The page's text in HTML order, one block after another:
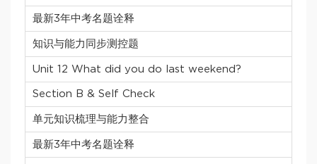
最新3年中考名题诠释
知识与能力同步测控题
Unit 12 What did you do last weekend?
Section B & Self Check
单元知识梳理与能力整合
最新3年中考名题诠释